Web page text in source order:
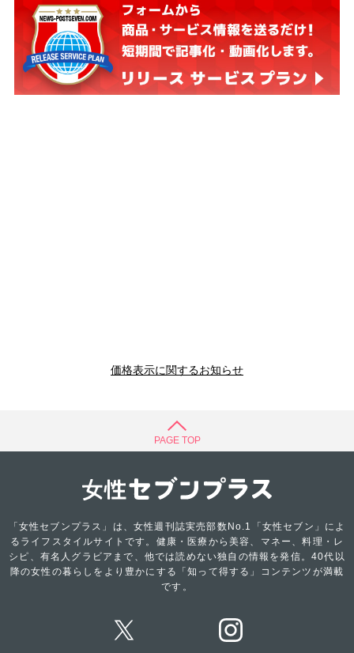
価格表示に関するお知らせ
PAGE TOP
「女性セブンプラス」は、女性週刊誌実売部数No.1「女性セブン」によ
るライフスタイルサイトです。健康・医療から美容、マネー、料理・レ
シピ、有名人グラビアまで、他では読めない独自の情報を発信。40代以
降の女性の暮らしをより豊かにする「知って得する」コンテンツが満載
です。